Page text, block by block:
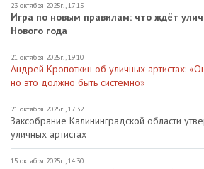
23 октября 2025г., 17:15
Игра по новым правилам: что ждёт
Нового года
21 октября 2025г., 19:10
Андрей Кропоткин об уличных артистах:
но это должно быть системно»
21 октября 2025г., 17:32
Заксобрание Калининградской области
уличных артистах
15 октября 2025г., 14:30